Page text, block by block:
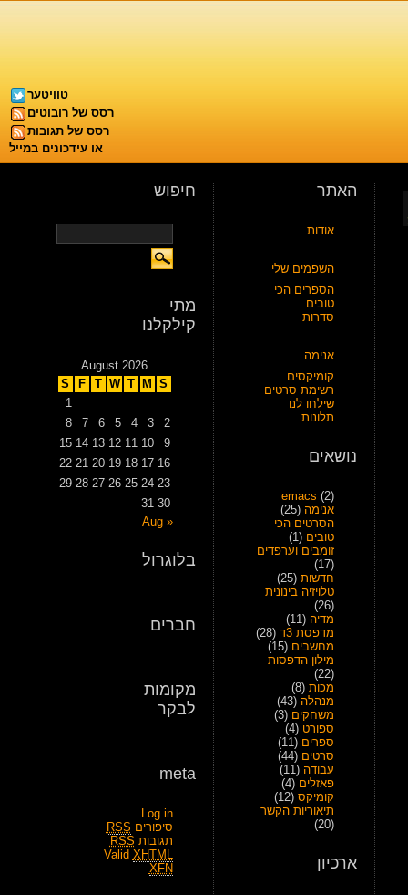
טוויטער
רסס של רובוטים
רסס של תגובות
או עידכונים במייל
האתר
אודות
השפמים שלי
הספרים הכי
טובים
סדרות
אנימה
קומיקסים
רשימת סרטים
שילחו לנו
תלונות
נושאים
emacs (2)
אנימה (25)
הסרטים הכי
טובים (1)
זומבים וערפדים
(17)
חדשות (25)
טלויזיה בינונית
(26)
מדיה (11)
מדפסת 3ד
(28)
מחשבים (15)
מילון הדפסות
(22)
מכות (8)
מנהלה (43)
משחקים (3)
ספורט (4)
ספרים (11)
סרטים (44)
עבודה (11)
פאזלים (4)
קומיקס (12)
תיאוריות הקשר
(20)
ארכיון
חיפוש
מתי
קילקלנו
August 2026
S
M
T
W
T
F
S
1
2
3
4
5
6
7
8
9
10
11
12
13
14
15
16
17
18
19
20
21
22
23
24
25
26
27
28
29
30
31
« Aug
בלוגרול
חברים
מקומות
לבקר
meta
Log in
סיפורים RSS
תגובות RSS
Valid XHTML
XFN